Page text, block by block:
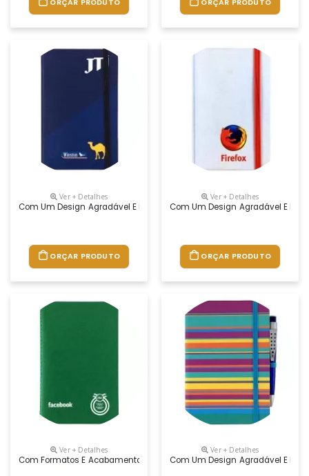
ORÇAR PRODUTO ORÇAR PRODUTO
Ver + Detalhes
Com Um Design Agradável E De Grande Utilidade, O Moleskine Agrada
ORÇAR PRODUTO
Ver + Detalhes
Com Um Design Agradável E De
ORÇAR PRODUTO
Ver + Detalhes
Com Formatos E Acabamentos Variados, O Sketchbook É Uma Opção
Ver + Detalhes
Com Um Design Agradável E De